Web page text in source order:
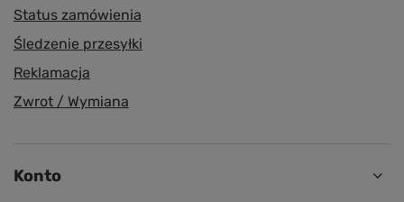
Status zamówienia
Śledzenie przesyłki
Reklamacja
Zwrot / Wymiana
Konto